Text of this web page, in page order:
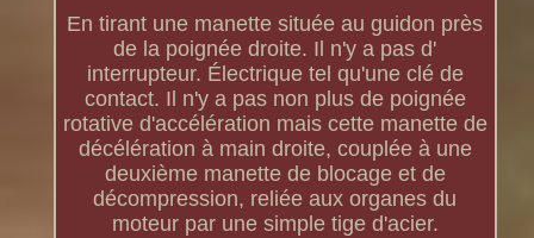
En tirant une manette située au guidon près
de la poignée droite. Il n'y a pas d'
interrupteur. Électrique tel qu'une clé de
contact. Il n'y a pas non plus de poignée
rotative d'accélération mais cette manette de
décélération à main droite, couplée à une
deuxième manette de blocage et de
décompression, reliée aux organes du
moteur par une simple tige d'acier.